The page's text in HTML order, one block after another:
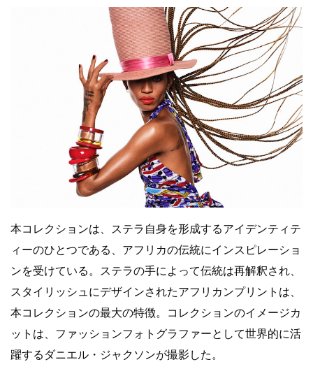
本コレクションは、ステラ自身を形成するアイデンティテ
ィーのひとつである、アフリカの伝統にインスピレーショ
ンを受けている。ステラの手によって伝統は再解釈され、
スタイリッシュにデザインされたアフリカンプリントは、
本コレクションの最大の特徴。コレクションのイメージカ
ットは、ファッションフォトグラファーとして世界的に活
躍するダニエル・ジャクソンが撮影した。